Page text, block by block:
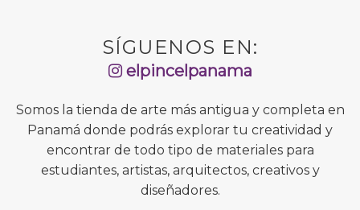
SÍGUENOS EN:
elpincelpanama
Somos la tienda de arte más antigua y completa en
Panamá donde podrás explorar tu creatividad y
encontrar de todo tipo de materiales para
estudiantes, artistas, arquitectos, creativos y
diseñadores.